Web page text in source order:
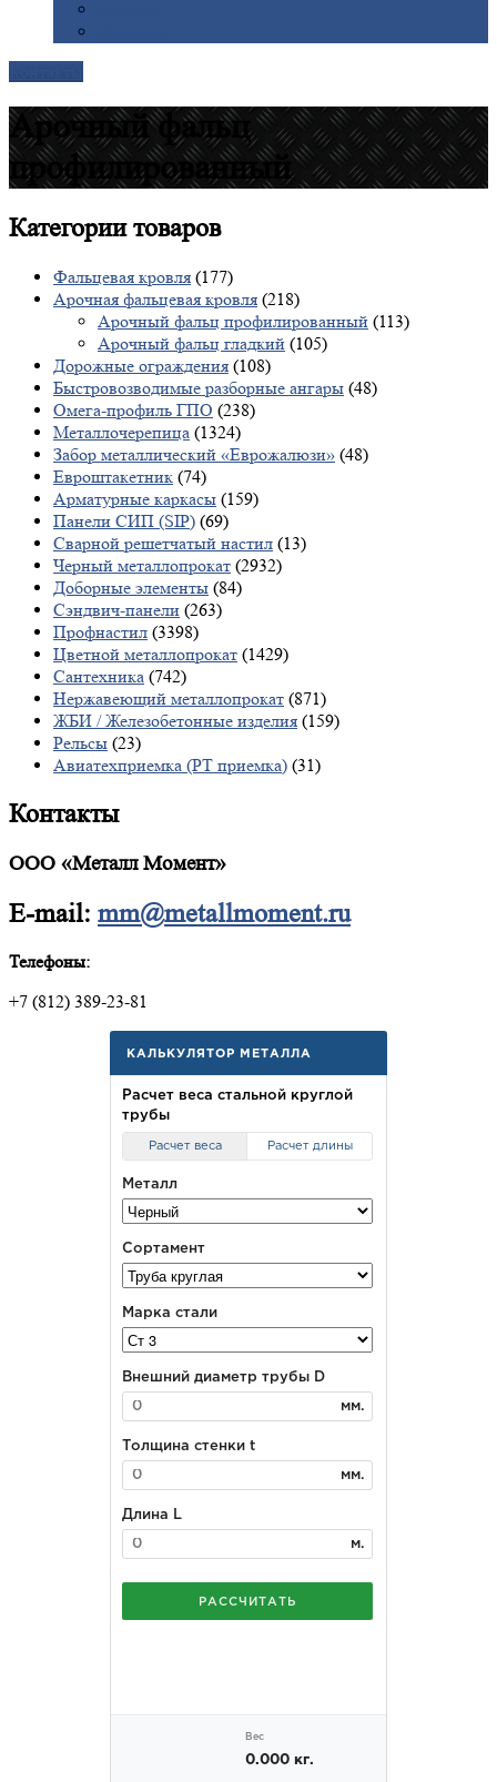
Арочный фальц
профилированный
Категориитоваров
Фальцевая кровля (177)
Арочная фальцевая кровля (218)
Арочный фальц профилированный (113)
Арочный фальц гладкий (105)
Дорожные ограждения (108)
Быстровозводимые разборные ангары (48)
Омега-профиль ГПО (238)
Металлочерепица (1324)
Забор металлический «Еврожалюзи» (48)
Евроштакетник (74)
Арматурные каркасы (159)
Панели СИП (SIP) (69)
Сварной решетчатый настил (13)
Черный металлопрокат (2932)
Доборные элементы (84)
Сэндвич-панели (263)
Профнастил (3398)
Цветной металлопрокат (1429)
Сантехника (742)
Нержавеющий металлопрокат (871)
ЖБИ / Железобетонные изделия (159)
Рельсы (23)
Авиатехприемка (РТ приемка) (31)
Контакты
ООО «Металл Момент»
E-mail: mm@metallmoment.ru
Телефоны:
+7 (812) 389-23-81